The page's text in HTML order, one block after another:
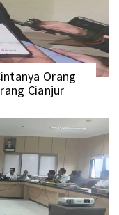
Orang
Cianjur